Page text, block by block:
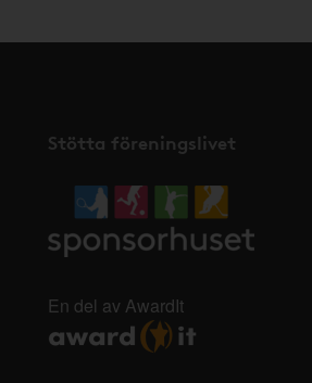
Stötta föreningslivet
En del av AwardIt